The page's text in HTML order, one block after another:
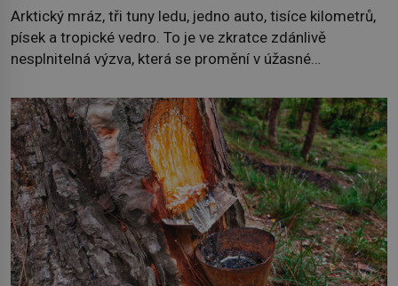
Arktický mráz, tři tuny ledu, jedno auto, tisíce kilometrů,
písek a tropické vedro. To je ve zkratce zdánlivě
nesplnitelná výzva, která se promění v úžasné
na podzim 1958 jako hec. Rádio Luxembourg přichází s
neobvyklou výzvou. Tomu, kdo dokáže dopravit ze
severního polárního kruhu na […]